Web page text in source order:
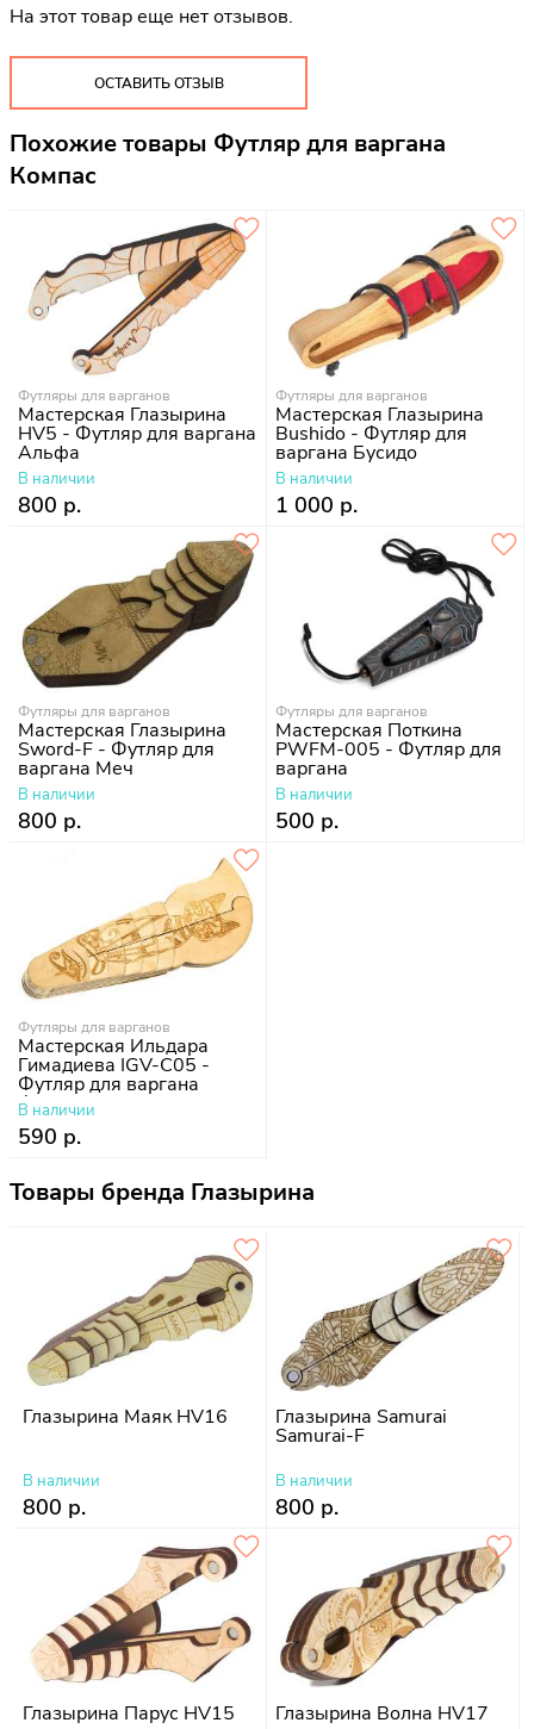
На этот товар еще нет отзывов.
ОСТАВИТЬ ОТЗЫВ
Похожие товары Футляр для варгана
Компас
Футляры для варганов
Мастерская Глазырина
HV5 - Футляр для варгана
Альфа
В наличии
800 р.
Футляры для варганов
Мастерская Глазырина
Bushido - Футляр для
варгана Бусидо
В наличии
1 000 р.
Футляры для варганов
Мастерская Глазырина
Sword-F - Футляр для
варгана Меч
В наличии
800 р.
Футляры для варганов
Мастерская Поткина
PWFM-005 - Футляр для
варгана
В наличии
500 р.
Футляры для варганов
Мастерская Ильдара
Гимадиева IGV-C05 -
Футляр для варгана
Фрактал
В наличии
590 р.
Товары бренда Глазырина
Глазырина Маяк HV16
В наличии
800 р.
Глазырина Samurai
Samurai-F
В наличии
800 р.
Глазырина Парус HV15 Глазырина Волна HV17